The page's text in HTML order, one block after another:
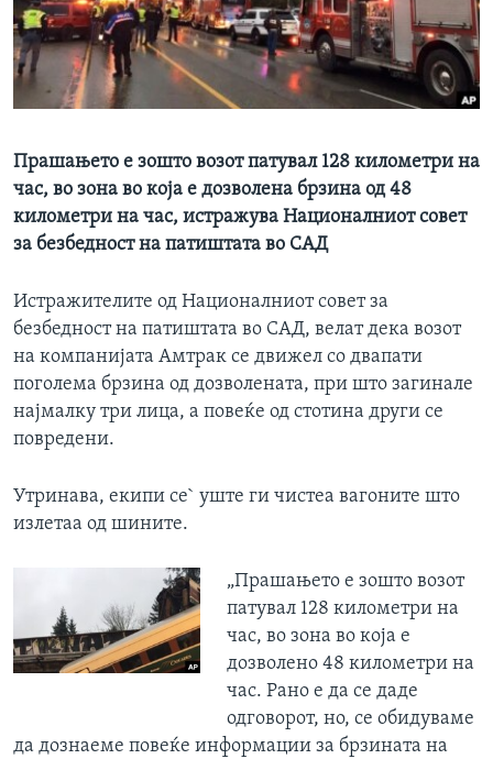
ИНТЕРВЈУА
Јазици
Прашањето е зошто возот патувал 128 километри на
час, во зона во која е дозволена брзина од 48
километри на час, истражува Националниот совет
за безбедност на патиштата во САД
Истражителите од Националниот совет за
безбедност на патиштата во САД, велат дека возот
на компанијата Амтрак се движел со двапати
поголема брзина од дозволената, при што загинале
најмалку три лица, а повеќе од стотина други се
повредени.
Утринава, екипи се` уште ги чистеа вагоните што
излетаа од шините.
„Прашањето е зошто возот
патувал 128 километри на
час, во зона во која е
дозволено 48 километри на
час. Рано е да се даде
одговорот, но, се обидуваме
да дознаеме повеќе информации за брзината на